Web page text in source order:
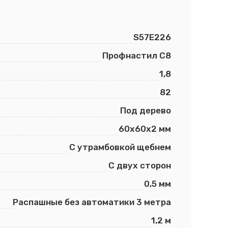
S57E226
Профнастил С8
1,8
82
Под дерево
60х60х2 мм
С утрамбовкой щебнем
С двух сторон
0,5 мм
Распашные без автоматики 3 метра
1,2 м